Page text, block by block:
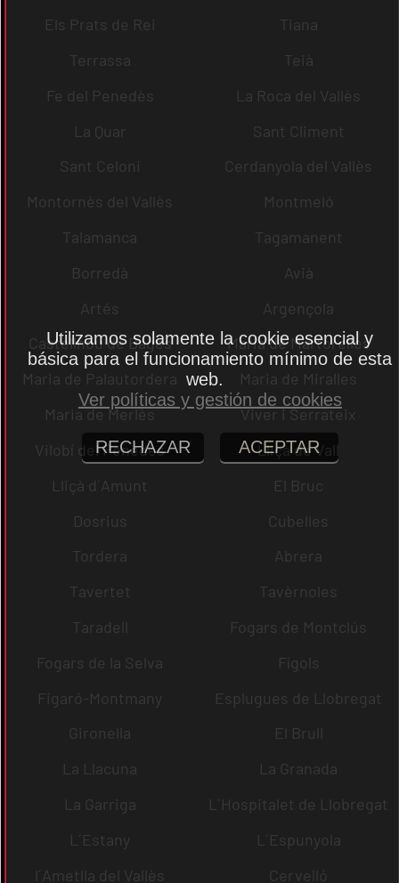
Els Prats de Rei
Tiana
Terrassa
Teià
Fe del Penedès
La Roca del Vallès
La Quar
Sant Climent
Sant Celoni
Cerdanyola del Vallès
Montornès del Vallès
Montmeló
Talamanca
Tagamanent
Borredà
Avià
Artés
Argençola
Castellnou de Bages
Maria de Martorelles
Maria de Palautordera
Maria de Miralles
Maria de Merlès
Viver i Serrateix
Vilobí del Penedès
Lliçà de Vall
Lliçà d´Amunt
El Bruc
Dosrius
Cubelles
Tordera
Abrera
Tavertet
Tavèrnoles
Taradell
Fogars de Montclús
Fogars de la Selva
Fígols
Figaró-Montmany
Esplugues de Llobregat
Gironella
El Brull
La Llacuna
La Granada
La Garriga
L´Hospitalet de Llobregat
L´Estany
L´Espunyola
l´Ametlla del Vallès
Cervelló
Utilizamos solamente la cookie esencial y
básica para el funcionamiento mínimo de esta
web.
Ver políticas y gestión de cookies
RECHAZAR ACEPTAR